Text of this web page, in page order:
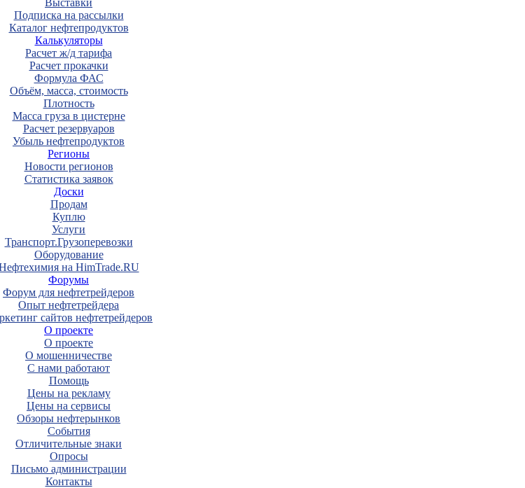
Выставки
Подписка на рассылки
Каталог нефтепродуктов
Калькуляторы
Расчет ж/д тарифа
Расчет прокачки
Формула ФАС
Объём, масса, стоимость
Плотность
Масса груза в цистерне
Расчет резервуаров
Убыль нефтепродуктов
Регионы
Новости регионов
Статистика заявок
Доски
Продам
Куплю
Услуги
Транспорт.Грузоперевозки
Оборудование
на HimTrade.RU
Форумы
Форум для нефтетрейдеров
Опыт нефтетрейдера
сайтов нефтетрейдеров
О проекте
О проекте
О мошенничестве
С нами работают
Помощь
Цены на рекламу
Цены на сервисы
Обзоры нефтерынков
События
Отличительные знаки
Опросы
Письмо администрации
Контакты